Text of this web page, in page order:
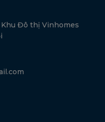
Khu Đô thị Vinhomes